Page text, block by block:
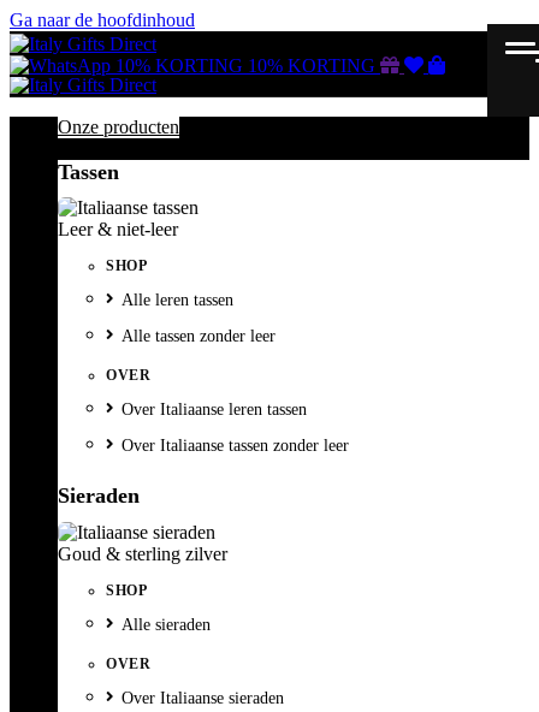
Ga naar de hoofdinhoud
10% KORTING 10% KORTING Gutscheine
Wunschliste
Warenkorb
Onze producten
Tassen
Leer & niet-leer
SHOP
Alle leren tassen
Alle tassen zonder leer
OVER
Over Italiaanse leren tassen
Over Italiaanse tassen zonder leer
Sieraden
Goud & sterling zilver
SHOP
Alle sieraden
OVER
Over Italiaanse sieraden